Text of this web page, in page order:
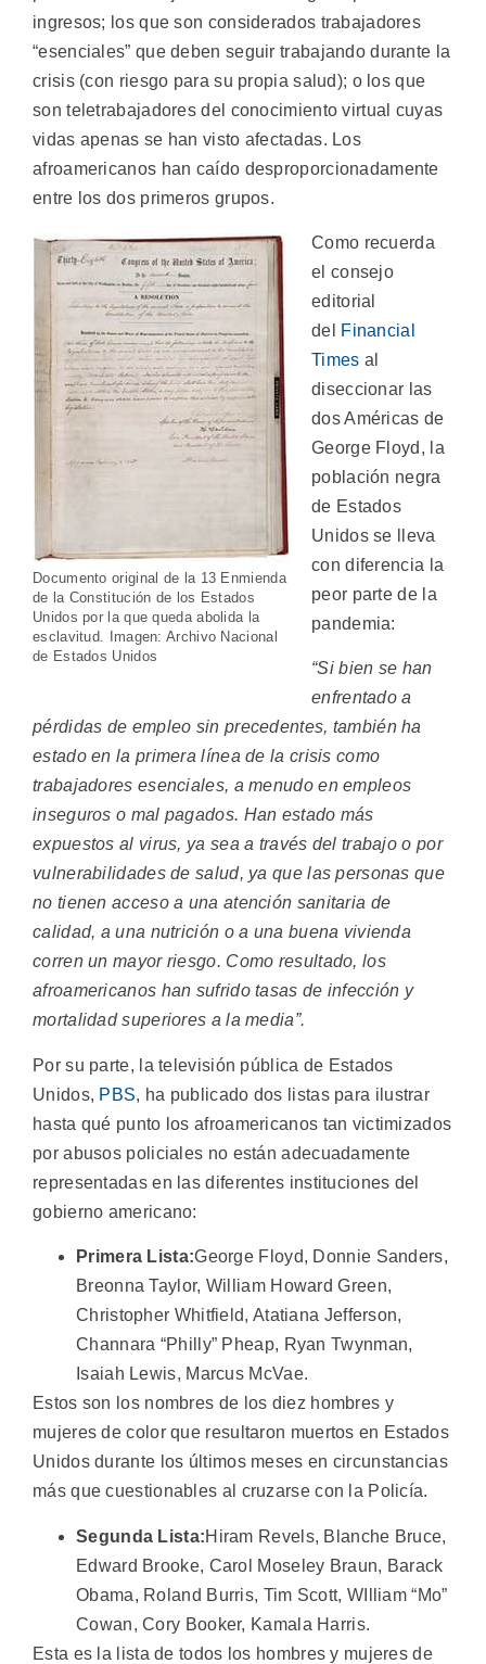
ingresos; los que son considerados trabajadores
“esenciales” que deben seguir trabajando durante la
crisis (con riesgo para su propia salud); o los que
son teletrabajadores del conocimiento virtual cuyas
vidas apenas se han visto afectadas. Los
afroamericanos han caído desproporcionadamente
entre los dos primeros grupos.
Documento original de la 13 Enmienda
de la Constitución de los Estados
Unidos por la que queda abolida la
esclavitud. Imagen: Archivo Nacional
de Estados Unidos
Como recuerda
el consejo
editorial
del
Financial
Times al
diseccionar las
dos Américas de
George Floyd, la
población negra
de Estados
Unidos se lleva
con diferencia la
peor parte de la
pandemia:
“Si bien se han
enfrentado a
pérdidas de empleo sin precedentes, también ha
estado en la primera línea de la crisis como
trabajadores esenciales, a menudo en empleos
inseguros o mal pagados. Han estado más
expuestos al virus, ya sea a través del trabajo o por
vulnerabilidades de salud, ya que las personas que
no tienen acceso a una atención sanitaria de
calidad, a una nutrición o a una buena vivienda
corren un mayor riesgo. Como resultado, los
afroamericanos han sufrido tasas de infección y
mortalidad superiores a la media”.
Por su parte, la televisión pública de Estados
Unidos, PBS, ha publicado dos listas para ilustrar
hasta qué punto los afroamericanos tan victimizados
por abusos policiales no están adecuadamente
representadas en las diferentes instituciones del
gobierno americano:
Primera Lista:George Floyd, Donnie Sanders,
Breonna Taylor, William Howard Green,
Christopher Whitfield, Atatiana Jefferson,
Channara “Philly” Pheap, Ryan Twynman,
Isaiah Lewis, Marcus McVae.
Estos son los nombres de los diez hombres y
mujeres de color que resultaron muertos en Estados
Unidos durante los últimos meses en circunstancias
más que cuestionables al cruzarse con la Policía.
Segunda Lista:Hiram Revels, Blanche Bruce,
Edward Brooke, Carol Moseley Braun, Barack
Obama, Roland Burris, Tim Scott, WIlliam “Mo”
Cowan, Cory Booker, Kamala Harris.
Esta es la lista de todos los hombres y mujeres de